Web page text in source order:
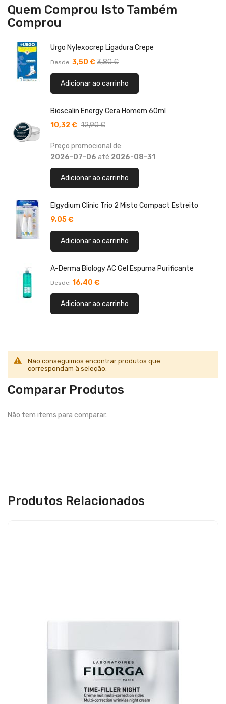
Quem Comprou Isto Também
Comprou
Urgo Nylexocrep Ligadura Crepe
Desde 3,50 € 3,80 €
Adicionar ao carrinho
Bioscalin Energy Cera Homem 60ml
10,32 € 12,90 €
Preço promocional de:
2026-07-06 até 2026-08-31
Adicionar ao carrinho
Elgydium Clinic Trio 2 Misto Compact Estreito
9,05 €
Adicionar ao carrinho
A-Derma Biology AC Gel Espuma Purificante
Desde 16,40 €
Adicionar ao carrinho
Não conseguimos encontrar produtos que
correspondam à seleção.
Comparar Produtos
Não tem items para comparar.
Produtos Relacionados